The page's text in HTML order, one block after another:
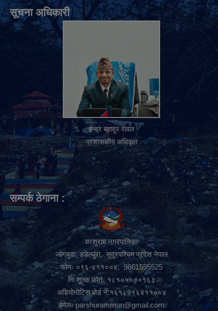
सूचना अधिकारी
ईन्द्र बहादुर रावल
प्रशासकीय अधिकृत
सम्पर्क ठेगाना :
परशुराम नगरपालिका
जोगबुडा, डडेल्धुरा, सुदूरपश्चिम प्रदेश नेपाल
फोनः ०९६-४११००४, 9861595525
निःशुल्क फोनः १८१०५०००१६३
अडियोनोटिस बोर्ड नं:१६१८०९६४११००४
ईमेलःparshurammun@gmail.com